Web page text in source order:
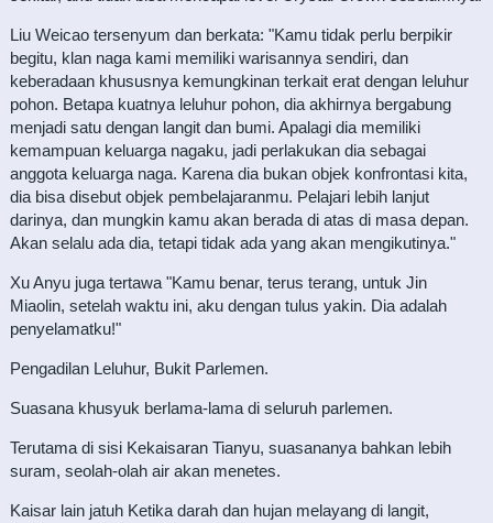
Liu Weicao tersenyum dan berkata: "Kamu tidak perlu berpikir
begitu, klan naga kami memiliki warisannya sendiri, dan
keberadaan khususnya kemungkinan terkait erat dengan leluhur
pohon. Betapa kuatnya leluhur pohon, dia akhirnya bergabung
menjadi satu dengan langit dan bumi. Apalagi dia memiliki
kemampuan keluarga nagaku, jadi perlakukan dia sebagai
anggota keluarga naga. Karena dia bukan objek konfrontasi kita,
dia bisa disebut objek pembelajaranmu. Pelajari lebih lanjut
darinya, dan mungkin kamu akan berada di atas di masa depan.
Akan selalu ada dia, tetapi tidak ada yang akan mengikutinya."
Xu Anyu juga tertawa "Kamu benar, terus terang, untuk Jin
Miaolin, setelah waktu ini, aku dengan tulus yakin. Dia adalah
penyelamatku!"
Pengadilan Leluhur, Bukit Parlemen.
Suasana khusyuk berlama-lama di seluruh parlemen.
Terutama di sisi Kekaisaran Tianyu, suasananya bahkan lebih
suram, seolah-olah air akan menetes.
Kaisar lain jatuh Ketika darah dan hujan melayang di langit,